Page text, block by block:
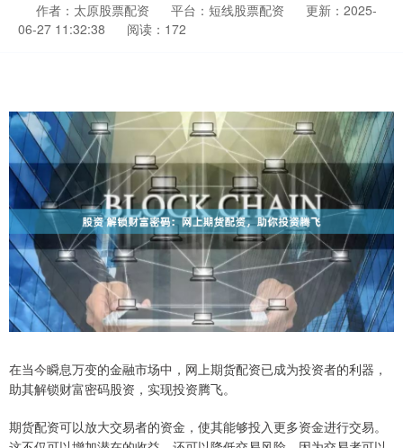
作者：太原股票配资 平台：短线股票配资
更新：2025-
06-27 11:32:38
阅读：172
在当今瞬息万变的金融市场中，网上期货配资已成为投资者的利器，
助其解锁财富密码股资，实现投资腾飞。
期货配资可以放大交易者的资金，使其能够投入更多资金进行交易。